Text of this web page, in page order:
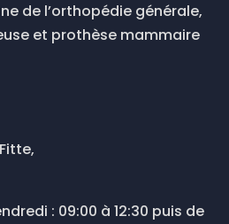
de l’orthopédie générale,
et prothèse mammaire
: 09:00 à 12:30 puis de